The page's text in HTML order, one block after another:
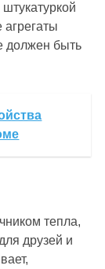
должен быть
тепла,
друзей и